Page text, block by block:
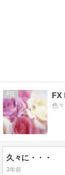
4 FX
色
久々に・・・
3年前